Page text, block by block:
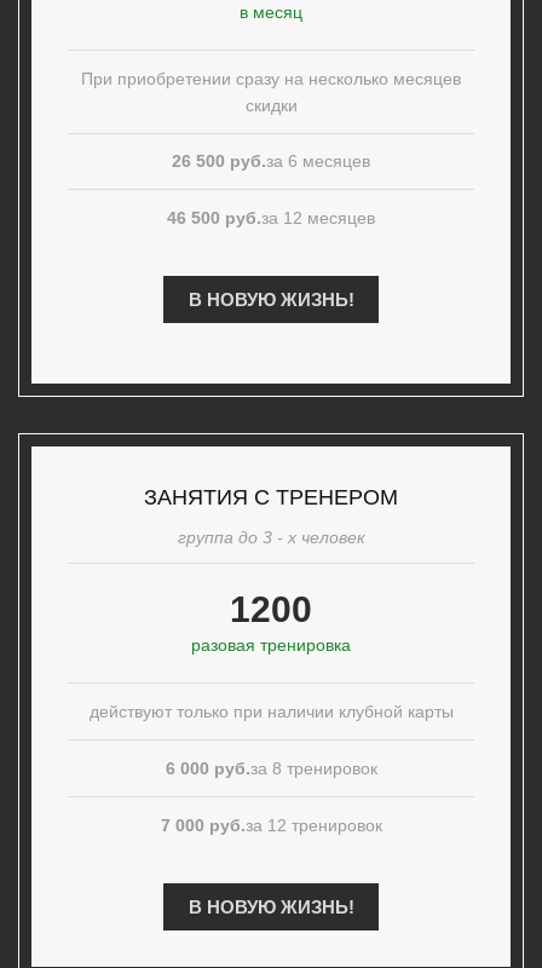
в месяц
При приобретении сразу на несколько месяцев
скидки
26 500 руб.за 6 месяцев
46 500 руб.за 12 месяцев
В НОВУЮ ЖИЗНЬ!
ЗАНЯТИЯ С ТРЕНЕРОМ
группа до 3 - х человек
1200
разовая тренировка
действуют только при наличии клубной карты
6 000 руб.за 8 тренировок
7 000 руб.за 12 тренировок
В НОВУЮ ЖИЗНЬ!